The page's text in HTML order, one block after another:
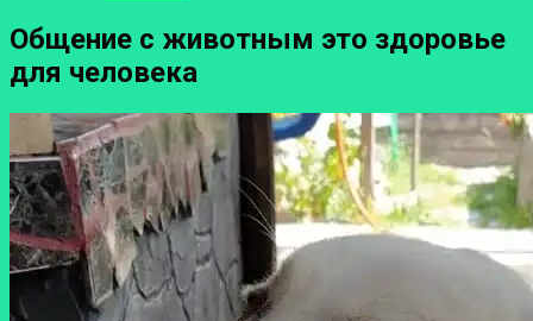
Общение с животным это здоровье
для человека